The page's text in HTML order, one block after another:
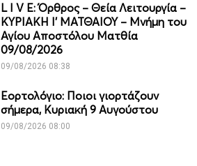
L I V E: Όρθρος – Θεία Λειτουργία –
ΚΥΡΙΑΚΗ Ι' ΜΑΤΘΑΙΟΥ – Μνήμη του
Αγίου Αποστόλου Ματθία
09/08/2026
09/08/2026 08:38
Εορτολόγιο: Ποιοι γιορτάζουν
σήμερα, Κυριακή 9 Αυγούστου
09/08/2026 08:00